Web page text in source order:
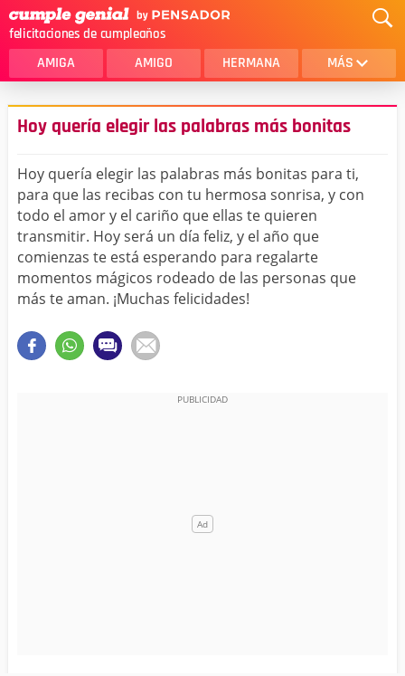
felicitaciones de cumpleaños
AMIGA AMIGO HERMANA MÁS
MAMA
AMOR
SOBRINA
HIJA
HERMANO
HIJO
NOVIA
ESPOSO
PAPA
HOMBRE
ALGUIEN ESPECIAL
TODAS LAS CATEGORÍAS
Hoy quería elegir las palabras más bonitas
Hoy quería elegir las palabras más bonitas para ti,
para que las recibas con tu hermosa sonrisa, y con
todo el amor y el cariño que ellas te quieren
transmitir. Hoy será un día feliz, y el año que
comienzas te está esperando para regalarte
momentos mágicos rodeado de las personas que
más te aman. ¡Muchas felicidades!